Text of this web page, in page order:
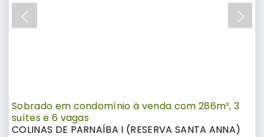
Sobrado em condomínio à venda com 286m², 3
suítes e 6 vagas
COLINAS DE PARNAÍBA I (RESERVA SANTA ANNA)